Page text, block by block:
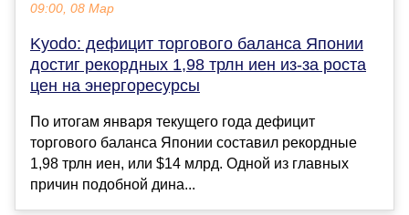
09:00, 08 Мар
Kyodo: дефицит торгового баланса Японии
достиг рекордных 1,98 трлн иен из-за роста
цен на энергоресурсы
По итогам января текущего года дефицит
торгового баланса Японии составил рекордные
1,98 трлн иен, или $14 млрд. Одной из главных
причин подобной дина...